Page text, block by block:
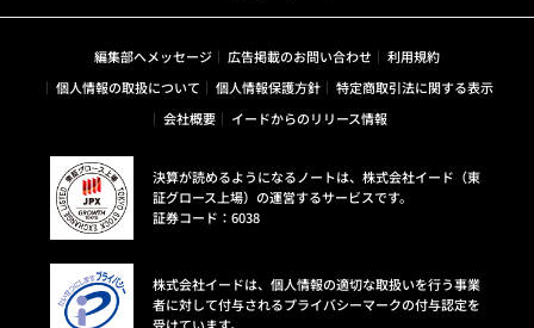
編集部へメッセージ 広告掲載のお問い合わせ
利用規約
個人情報の取扱について
個人情報保護方針
特定商取引法に関する表示
会社概要
イードからのリリース情報
決算が読めるようになるノートは、株式会社イード（東
証グロース上場）の運営するサービスです。
証券コード：6038
株式会社イードは、個人情報の適切な取扱いを行う事業
者に対して付与されるプライバシーマークの付与認定を